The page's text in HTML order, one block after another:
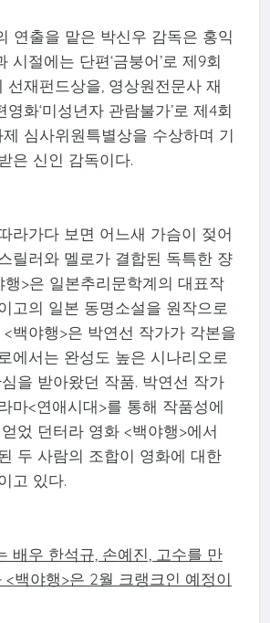
연출을 맡은 박신우 감독은 홍익
시절에는 단편‘금붕어’로 제9회
선재펀드상을, 영상원전문사 재
화‘미성년자 관람불가’로 제4회
심사위원특별상을 수상하며 기
은 신인 감독이다.
라가다 보면 어느새 가슴이 젖어
릴러와 멜로가 결합된 독특한 쟝
행>은 일본추리문학계의 대표작
고의 일본 동명소설을 원작으로
백야행>은 박연선 작가가 각본을
에서는 완성도 높은 시나리오로
을 받아왔던 작품. 박연선 작가
마<연애시대>를 통해 작품성에
었 던터라 영화 <백야행>에서
두 사람의 조합이 영화에 대한
고 있다.
배우 한석규, 손예진, 고수를 만
<백야행>은 2월 크랭크인 예정이